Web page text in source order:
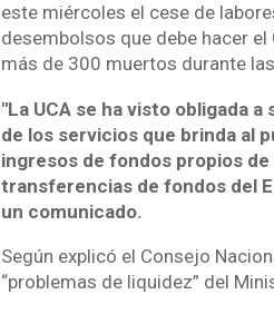
este miércoles el cese de
desembolsos que debe hacer
más de 300 muertos durante
"La UCA se ha visto obligada
de los servicios que brinda al
ingresos de fondos propios
transferencias de fondos del
un comunicado.
Según explicó el Consejo
“problemas de liquidez” del